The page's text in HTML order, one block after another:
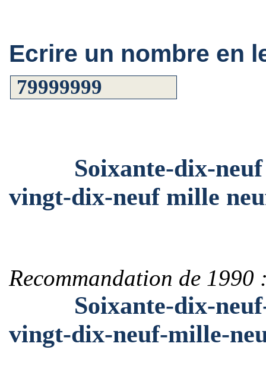
Ecrire un nombre en
Soixante-dix-neuf
vingt-dix-neuf mille
Recommandation de 1990
Soixante-dix-neuf-
vingt-dix-neuf-mille-